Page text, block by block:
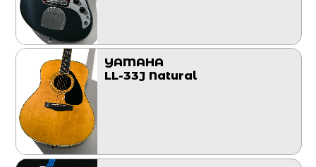
YAMAHA
LL-33J Natural